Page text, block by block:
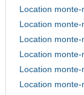
Location
Location
Location
Location
Location
Location